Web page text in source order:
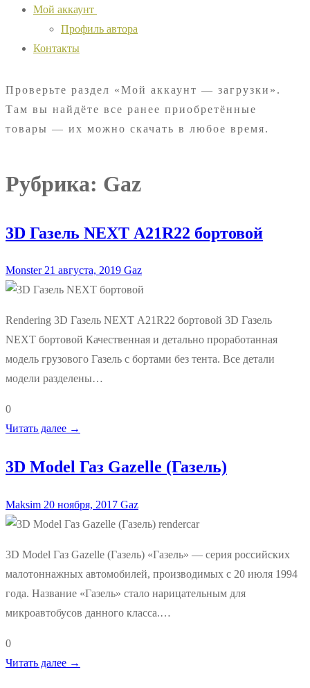
Мой аккаунт
Профиль автора
Контакты
Проверьте раздел «Мой аккаунт — загрузки».
Там вы найдёте все ранее приобретённые
товары — их можно скачать в любое время.
Рубрика: Gaz
3D Газель NEXT А21R22 бортовой
Monster 21 августа, 2019 Gaz
Rendering 3D Газель NEXT А21R22 бортовой 3D Газель
NEXT бортовой Качественная и детально проработанная
модель грузового Газель с бортами без тента. Все детали
модели разделены…
0
Читать далее →
3D Model Газ Gazelle (Газель)
Maksim 20 ноября, 2017 Gaz
3D Model Газ Gazelle (Газель) «Газель» — серия российских
малотоннажных автомобилей, производимых с 20 июля 1994
года. Название «Газель» стало нарицательным для
микроавтобусов данного класса.…
0
Читать далее →